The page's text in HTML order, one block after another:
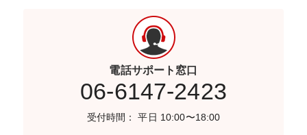
電話サポート窓口
06-6147-2423
受付時間： 平日 10:00〜18:00